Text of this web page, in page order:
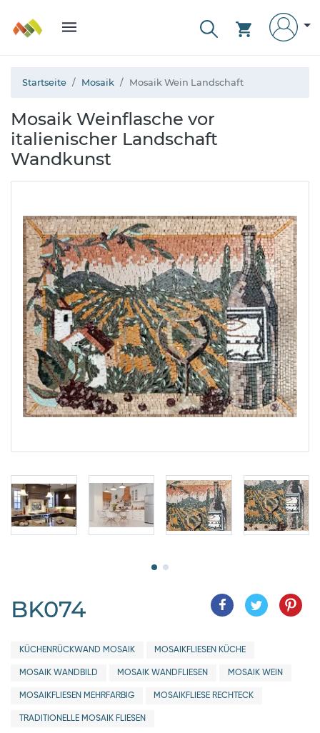
Startseite Mosaik Mosaik Wein Landschaft
Mosaik Weinflasche vor
italienischer Landschaft
Wandkunst
BK074
KÜCHENRÜCKWAND MOSAIK MOSAIKFLIESEN KÜCHE
MOSAIK WANDBILD MOSAIK WANDFLIESEN MOSAIK WEIN
MOSAIKFLIESEN MEHRFARBIG MOSAIKFLIESE RECHTECK
TRADITIONELLE MOSAIK FLIESEN